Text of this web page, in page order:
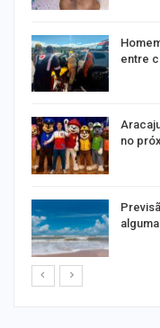
entre
no